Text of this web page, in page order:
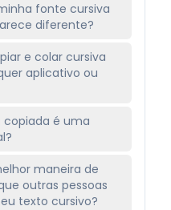
fonte cursiva
diferente?
e colar cursiva
aplicativo ou
copiada é uma
maneira de
outras pessoas
texto cursivo?